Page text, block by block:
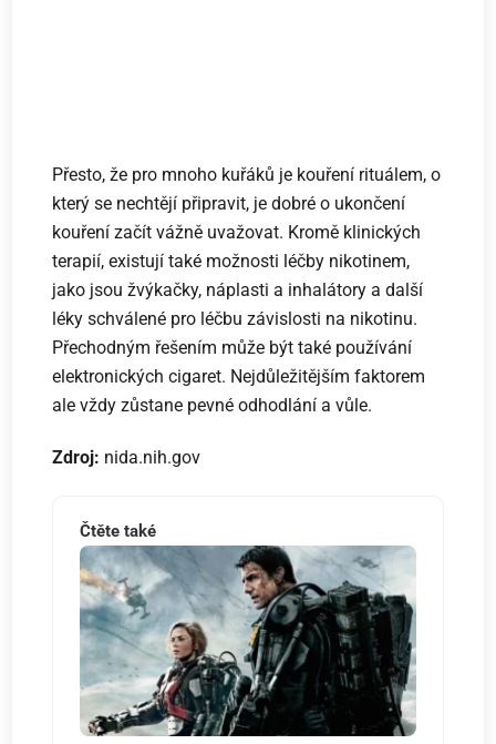
Přesto, že pro mnoho kuřáků je kouření rituálem, o
který se nechtějí připravit, je dobré o ukončení
kouření začít vážně uvažovat. Kromě klinických
terapií, existují také možnosti léčby nikotinem,
jako jsou žvýkačky, náplasti a inhalátory a další
léky schválené pro léčbu závislosti na nikotinu.
Přechodným řešením může být také používání
elektronických cigaret. Nejdůležitějším faktorem
ale vždy zůstane pevné odhodlání a vůle.
Zdroj: nida.nih.gov
Čtěte také